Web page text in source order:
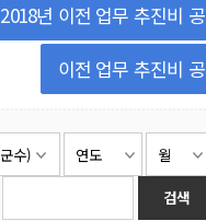
2018년 이전 업무 추진비
이전 업무 추진비